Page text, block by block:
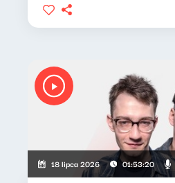
18 lipca 2026 01:53:20